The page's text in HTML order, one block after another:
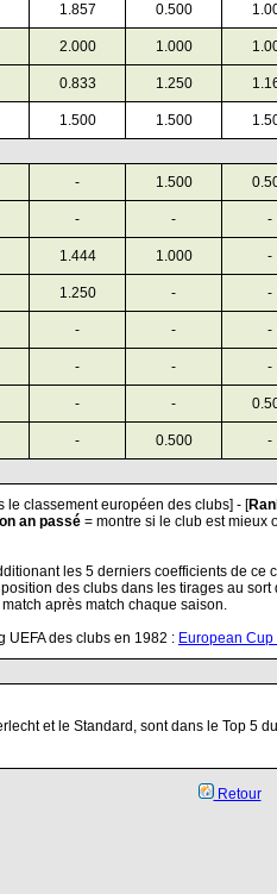
1.857 0.500
2.000 1.000
0.833 1.250
1.500 1.500
- 1.500
- - -
1.444 1.000 -
1.250 - -
- - -
- - -
- -
- 0.500 -
le classement européen des clubs] - [
an passé = montre si le club est mieux
les 5 derniers coefficients de ce
des clubs dans les tirages au
après match chaque saison.
UEFA des clubs en 1982 : European
et le Standard, sont dans le Top 5
Retour